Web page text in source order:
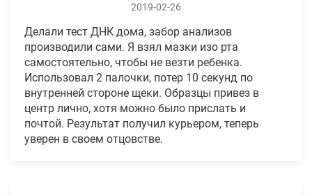
2019-02-26
Делали тест ДНК дома, забор анализов
производили сами. Я взял мазки изо рта
самостоятельно, чтобы не везти ребенка.
Использовал 2 палочки, потер 10 секунд по
внутренней стороне щеки. Образцы привез в
центр лично, хотя можно было прислать и
почтой. Результат получил курьером, теперь
уверен в своем отцовстве.